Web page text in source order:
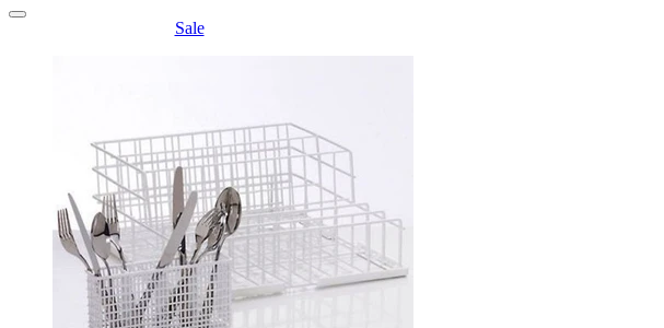
Sale